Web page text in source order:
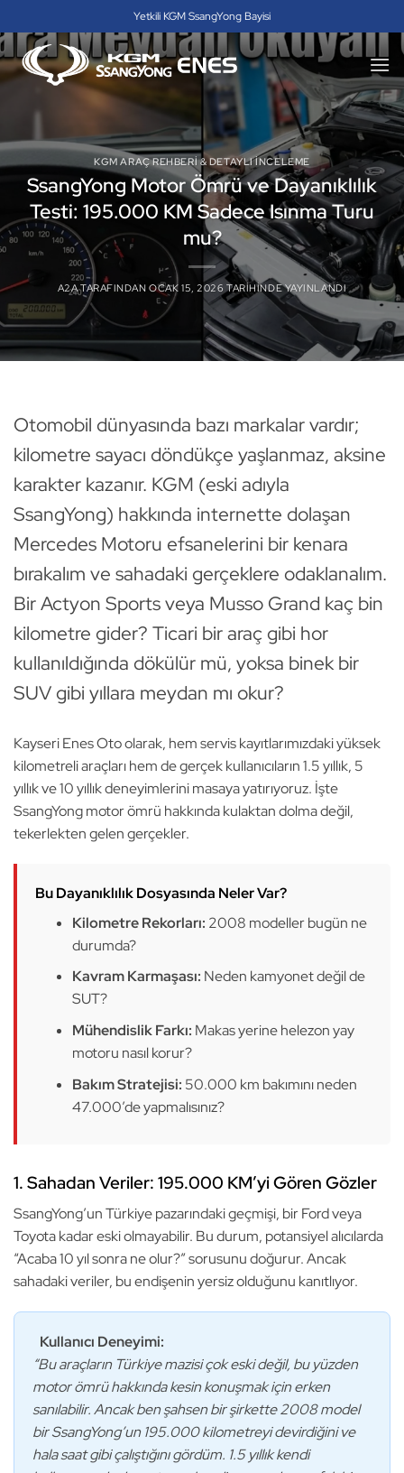
atla
Yetkili KGM SsangYong Bayisi
KGM ARAÇ REHBERI & DETAYLI İNCELEME
SsangYong Motor Ömrü ve Dayanıklılık
Testi: 195.000 KM Sadece Isınma Turu
mu?
A2ATARAFINDAN OCAK 15, 2026 TARIHINDE YAYINLANDI
Otomobil dünyasında bazı markalar vardır;
kilometre sayacı döndükçe yaşlanmaz, aksine
karakter kazanır. KGM (eski adıyla
SsangYong) hakkında internette dolaşan
Mercedes Motoru efsanelerini bir kenara
bırakalım ve sahadaki gerçeklere odaklanalım.
Bir Actyon Sports veya Musso Grand kaç bin
kilometre gider? Ticari bir araç gibi hor
kullanıldığında dökülür mü, yoksa binek bir
SUV gibi yıllara meydan mı okur?
Kayseri Enes Oto olarak, hem servis kayıtlarımızdaki yüksek
kilometreli araçları hem de gerçek kullanıcıların 1.5 yıllık, 5
yıllık ve 10 yıllık deneyimlerini masaya yatırıyoruz. İşte
SsangYong motor ömrü hakkında kulaktan dolma değil,
tekerlekten gelen gerçekler.
Bu Dayanıklılık Dosyasında Neler Var?
Kilometre Rekorları: 2008 modeller bugün ne
durumda?
Kavram Karmaşası: Neden kamyonet değil de
SUT?
Mühendislik Farkı: Makas yerine helezon yay
motoru nasıl korur?
Bakım Stratejisi: 50.000 km bakımını neden
47.000’de yapmalısınız?
1. Sahadan Veriler: 195.000 KM’yi Gören Gözler
SsangYong’un Türkiye pazarındaki geçmişi, bir Ford veya
Toyota kadar eski olmayabilir. Bu durum, potansiyel alıcılarda
“Acaba 10 yıl sonra ne olur?” sorusunu doğurur. Ancak
sahadaki veriler, bu endişenin yersiz olduğunu kanıtlıyor.
Kullanıcı Deneyimi:
“Bu araçların Türkiye mazisi çok eski değil, bu yüzden
motor ömrü hakkında kesin konuşmak için erken
sanılabilir. Ancak ben şahsen bir şirkette 2008 model
bir SsangYong’un 195.000 kilometreyi devirdiğini ve
hala saat gibi çalıştığını gördüm. 1.5 yıllık kendi